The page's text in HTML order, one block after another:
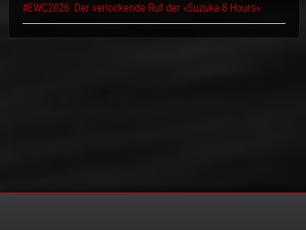
#EWC2026: Der verlockende Ruf der «Suzuka 8 Hours»